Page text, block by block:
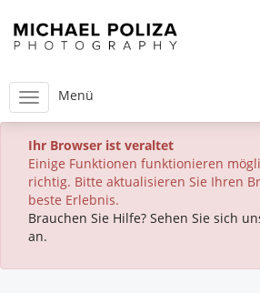
Menü
Ihr Browser ist veraltet
Einige Funktionen funktionieren
richtig. Bitte aktualisieren Sie Ihren
beste Erlebnis.
Brauchen Sie Hilfe? Sehen Sie sich
an.